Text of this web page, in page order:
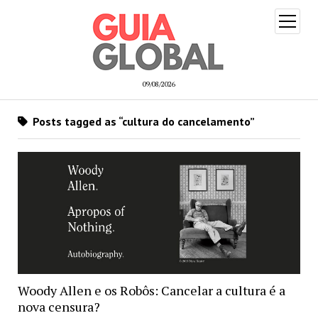
09/08/2026
open
menu
Posts tagged as “cultura do cancelamento”
Woody Allen e os Robôs: Cancelar a cultura é a
nova censura?